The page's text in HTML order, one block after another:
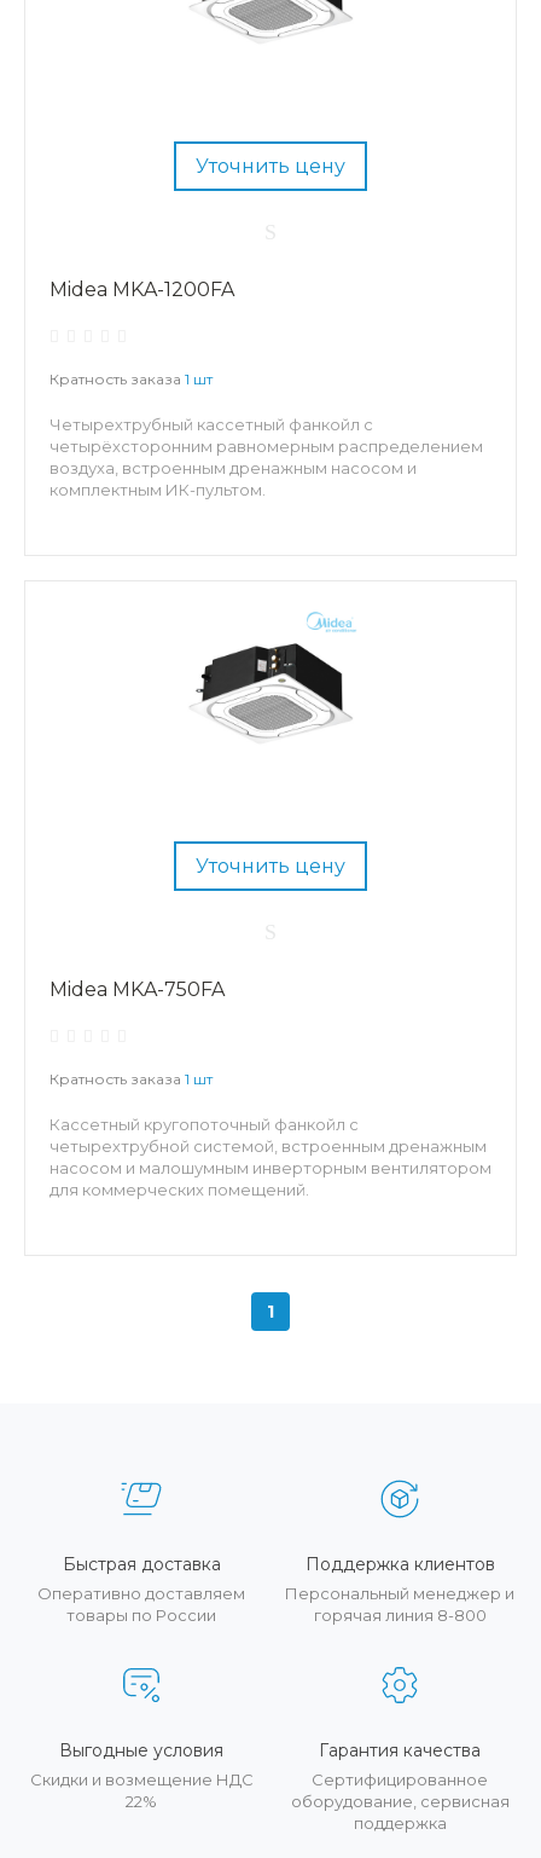
Уточнить цену
Midea MKA-1200FA
Кратность заказа 1 шт
Четырехтрубный кассетный фанкойл с
четырёхсторонним равномерным распределением
воздуха, встроенным дренажным насосом и
комплектным ИК-пультом.
Уточнить цену
Midea MKA-750FA
Кратность заказа 1 шт
Кассетный кругопоточный фанкойл с
четырехтрубной системой, встроенным дренажным
насосом и малошумным инверторным вентилятором
для коммерческих помещений.
1
Быстрая доставка
Оперативно доставляем
товары по России
Поддержка клиентов
Персональный менеджер и
горячая линия 8-800
Выгодные условия
Скидки и возмещение НДС
22%
Гарантия качества
Сертифицированное
оборудование, сервисная
поддержка